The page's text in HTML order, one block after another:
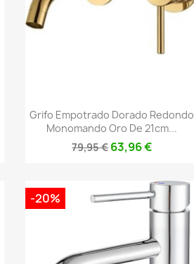
Vista rápida
Grifo Empotrado Dorado Redondo
Monomando Oro De 21cm...
79,95 €63,96 €
-20%